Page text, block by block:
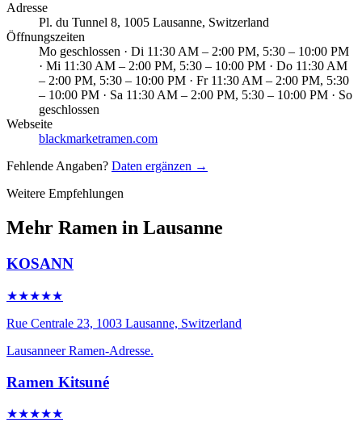
Adresse
Pl. du Tunnel 8, 1005 Lausanne, Switzerland
Öffnungszeiten
Mo geschlossen · Di 11:30 AM – 2:00 PM, 5:30 – 10:00 PM
· Mi 11:30 AM – 2:00 PM, 5:30 – 10:00 PM · Do 11:30 AM
– 2:00 PM, 5:30 – 10:00 PM · Fr 11:30 AM – 2:00 PM, 5:30
– 10:00 PM · Sa 11:30 AM – 2:00 PM, 5:30 – 10:00 PM · So
geschlossen
Webseite
blackmarketramen.com
Fehlende Angaben? Daten ergänzen →
Weitere Empfehlungen
Mehr Ramen in Lausanne
KOSANN
★★★★★
Rue Centrale 23, 1003 Lausanne, Switzerland
Lausanneer Ramen-Adresse.
Ramen Kitsuné
★★★★★